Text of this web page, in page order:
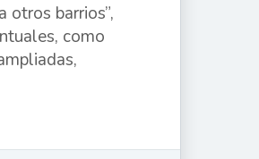
otros barrios”,
como